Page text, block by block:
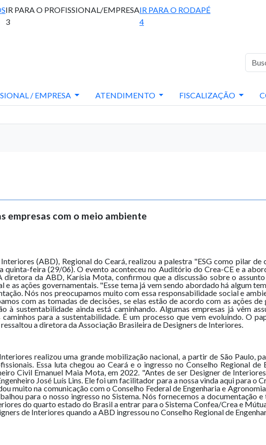
IR PARA O PROFISSIONAL/EMPRESA
3
IR PARA O RODAPÉ
4
/ EMPRESA ATENDIMENTO FISCALIZAÇÃO
empresas com o meio ambiente
(ABD), Regional do Ceará, realizou a palestra "ESG como pilar
quinta-feira (29/06). O evento aconteceu no Auditório do Crea-CE e a
da ABD, Karísia Mota, confirmou que a discussão sobre o
as ações governamentais. "Esse tema já vem sendo abordado há algum
Nós nos preocupamos muito com essa responsabilidade social e
com as tomadas de decisões, se elas estão de acordo com as ações
à sustentabilidade ainda está caminhando. Algumas empresas já vêm
para a sustentabilidade. É um processo que vem evoluindo. O
a diretora da Associação Brasileira de Designers de Interiores.
realizou uma grande mobilização nacional, a partir de São Paulo,
Essa luta chegou ao Ceará e o ingresso no Conselho Regional
Civil Emanuel Maia Mota, em 2022. "Antes de ser Designer de
José Luís Lins. Ele foi um facilitador para a nossa vinda aqui para o
muito na comunicação com o Conselho Federal de Engenharia e
para o nosso ingresso no Sistema. Nós fornecemos a documentação
do quarto estado do Brasil a entrar para o Sistema Confea/Crea e
de Interiores quando a ABD ingressou no Conselho Regional de